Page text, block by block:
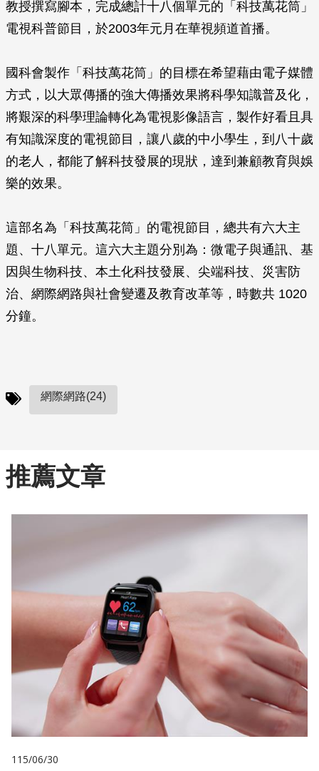
教授撰寫腳本，完成總計十八個單元的「科技萬花筒」
電視科普節目，於2003年元月在華視頻道首播。
國科會製作「科技萬花筒」的目標在希望藉由電子媒體
方式，以大眾傳播的強大傳播效果將科學知識普及化，
將艱深的科學理論轉化為電視影像語言，製作好看且具
有知識深度的電視節目，讓八歲的中小學生，到八十歲
的老人，都能了解科技發展的現狀，達到兼顧教育與娛
樂的效果。
這部名為「科技萬花筒」的電視節目，總共有六大主
題、十八單元。這六大主題分別為：微電子與通訊、基
因與生物科技、本土化科技發展、尖端科技、災害防
治、網際網路與社會變遷及教育改革等，時數共 1020
分鐘。
網際網路(24)
推薦文章
115/06/30